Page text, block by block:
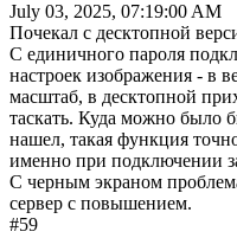
July 03, 2025, 07:19:00 AM
Почекал с десктопной
С единичного пароля
настроек изображения - в
масштаб, в десктопной
таскать. Куда можно было
нашел, такая функция
именно при подключении
С черным экраном
сервер с повышением.
#59